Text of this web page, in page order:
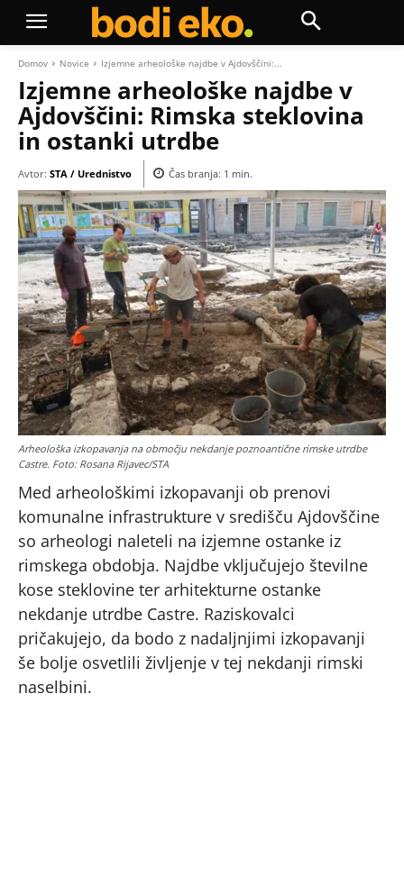
Domov Novice Izjemne arheološke najdbe v Ajdovščini:...
Izjemne arheološke najdbe v
Ajdovščini: Rimska steklovina
in ostanki utrdbe
Avtor: STA / Urednistvo Čas branja: 1 min.
Arheološka izkopavanja na območju nekdanje poznoantične rimske utrdbe
Castre. Foto: Rosana Rijavec/STA
Med arheološkimi izkopavanji ob prenovi
komunalne infrastrukture v središču Ajdovščine
so arheologi naleteli na izjemne ostanke iz
rimskega obdobja. Najdbe vključujejo številne
kose steklovine ter arhitekturne ostanke
nekdanje utrdbe Castre. Raziskovalci
pričakujejo, da bodo z nadaljnjimi izkopavanji
še bolje osvetlili življenje v tej nekdanji rimski
naselbini.